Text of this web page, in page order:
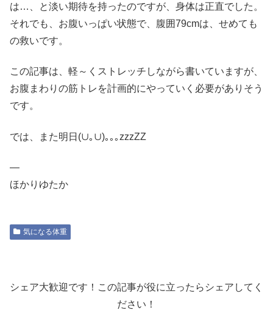
は…、と淡い期待を持ったのですが、身体は正直でした。
それでも、お腹いっぱい状態で、腹囲79cmは、せめても
の救いです。
この記事は、軽～くストレッチしながら書いていますが、
お腹まわりの筋トレを計画的にやっていく必要がありそう
です。
では、また明日(∪｡∪)｡｡｡zzzZZ
—
ほかりゆたか
気になる体重
シェア大歓迎です！この記事が役に立ったらシェアしてく
ださい！